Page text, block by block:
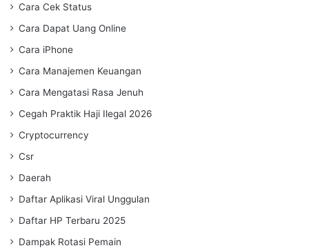
Cara Cek Status
Cara Dapat Uang Online
Cara iPhone
Cara Manajemen Keuangan
Cara Mengatasi Rasa Jenuh
Cegah Praktik Haji Ilegal 2026
Cryptocurrency
Csr
Daerah
Daftar Aplikasi Viral Unggulan
Daftar HP Terbaru 2025
Dampak Rotasi Pemain